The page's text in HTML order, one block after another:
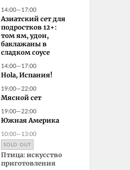
14:00—17:00
Азиатский сет для
подростков 12+:
том ям, удон,
баклажаны в
сладком соусе
14:00—17:00
Hola, Испания!
19:00—22:00
Мясной сет
19:00—22:00
Южная Америка
10:00—13:00
SOLD OUT
Птица: искусство
приготовления